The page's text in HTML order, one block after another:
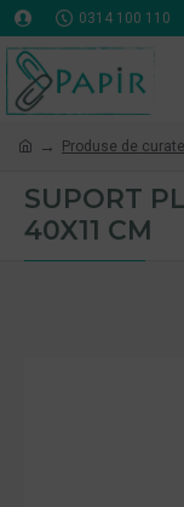
0314 100 110
Produse de
SUPORT
40X11 CM